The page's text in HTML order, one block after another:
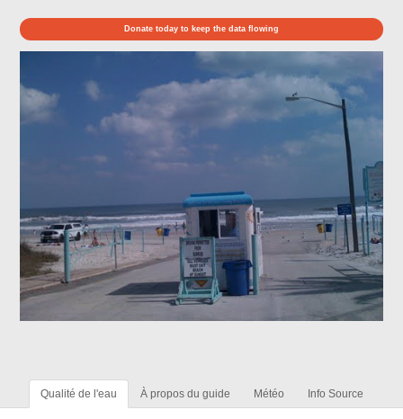
Donate today to keep the data flowing
Qualité de l'eau À propos du guide Météo Info Source